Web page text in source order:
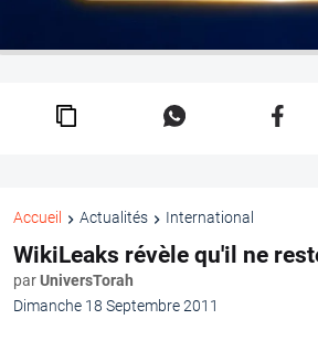
Accueil Actualités International
WikiLeaks révèle qu'il ne
parUniversTorah
Dimanche 18 Septembre 2011